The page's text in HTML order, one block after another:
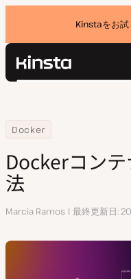
Kinstaをお試
Kinsta®
お問い合わせ
検
Home
リソースセンター
Docker
DockerコンテナにSSH接続す
Dockerコン
法
執
Marcia Ramos 最終更新日